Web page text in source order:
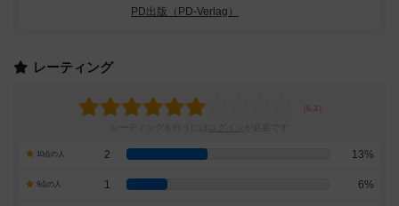
PD出版（PD-Verlag）
レーティング
10点の人 2 13%
9点の人 1 6%